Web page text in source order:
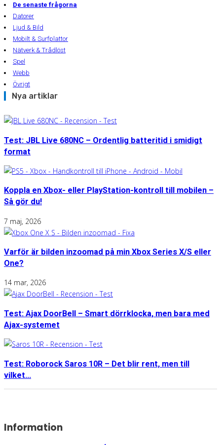
De senaste frågorna
Datorer
Ljud & Bild
Mobilt & Surfplattor
Nätverk & Trådlöst
Spel
Webb
Övrigt
Nya artiklar
Test: JBL Live 680NC – Ordentlig batteritid i smidigt
format
Koppla en Xbox- eller PlayStation-kontroll till mobilen –
Så gör du!
7 maj, 2026
Varför är bilden inzoomad på min Xbox Series X/S eller
One?
14 mar, 2026
Test: Ajax DoorBell – Smart dörrklocka, men bara med
Ajax-systemet
Test: Roborock Saros 10R – Det blir rent, men till
vilket...
Information